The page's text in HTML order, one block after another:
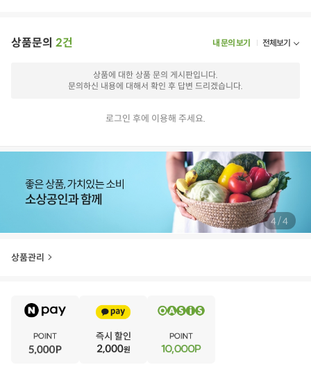
상품문의 2건 내 문의 보기 전체보기
상품에 대한 상품 문의 게시판입니다.
문의하신 내용에 대해서 확인 후 답변 드리겠습니다.
로그인 후에 이용해 주세요.
4/4
상품관리